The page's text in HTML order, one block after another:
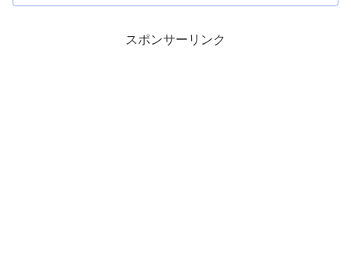
スポンサーリンク